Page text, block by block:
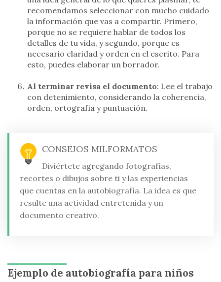
recomendamos seleccionar con mucho cuidado
la información que vas a compartir. Primero,
porque no se requiere hablar de todos los
detalles de tu vida, y segundo, porque es
necesario claridad y orden en el escrito. Para
esto, puedes elaborar un borrador.
Al terminar revisa el documento: Lee el trabajo
con detenimiento, considerando la coherencia,
orden, ortografía y puntuación.
CONSEJOS MILFORMATOS
Diviértete agregando fotografías,
recortes o dibujos sobre ti y las experiencias
que cuentas en la autobiografía. La idea es que
resulte una actividad entretenida y un
documento creativo.
Ejemplo de autobiografía para niños